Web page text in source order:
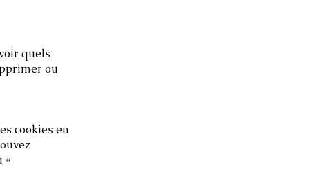
quels
ou
cookies en
«